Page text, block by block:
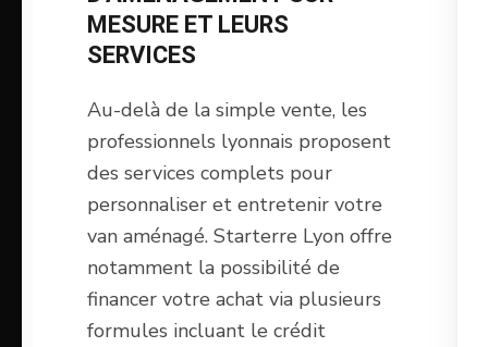
MESURE ET LEURS
SERVICES
Au-delà de la simple vente, les
professionnels lyonnais proposent
des services complets pour
personnaliser et entretenir votre
van aménagé. Starterre Lyon offre
notamment la possibilité de
financer votre achat via plusieurs
formules incluant le crédit